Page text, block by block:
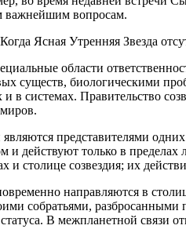
важнейшим вопросам.
Ясная Утренняя Звезда
области
существ, биологическими
в системах. Правительство
представителями
и действуют только в
и столице созвездия; их
направляются в
собратьями,
В межпланетной связи